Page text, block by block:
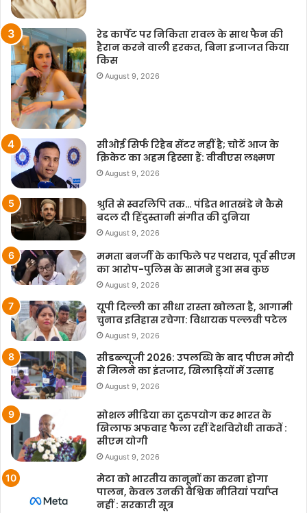
रेड कार्पेट पर निकिता रावल के साथ फैन की
हैरान करने वाली हरकत, बिना इजाजत किया
किस
August 9, 2026
सीओई सिर्फ रिहैब सेंटर नहीं है; चोटें आज के
क्रिकेट का अहम हिस्सा हैं: वीवीएस लक्ष्मण
August 9, 2026
श्रुति से स्वरलिपि तक… पंडित भातखंडे ने कैसे
बदल दी हिंदुस्तानी संगीत की दुनिया
August 9, 2026
ममता बनर्जी के काफिले पर पथराव, पूर्व सीएम
का आरोप-पुलिस के सामने हुआ सब कुछ
August 9, 2026
यूपी दिल्ली का सीधा रास्ता खोलता है, आगामी
चुनाव इतिहास रचेगा: विधायक पल्लवी पटेल
August 9, 2026
सीडब्ल्यूजी 2026: उपलब्धि के बाद पीएम मोदी
से मिलने का इंतजार, खिलाड़ियों में उत्साह
August 9, 2026
सोशल मीडिया का दुरुपयोग कर भारत के
खिलाफ अफवाह फैला रहीं देशविरोधी ताकतें :
सीएम योगी
August 9, 2026
मेटा को भारतीय कानूनों का करना होगा
पालन, केवल उनकी वैश्विक नीतियां पर्याप्त
नहीं : सरकारी सूत्र